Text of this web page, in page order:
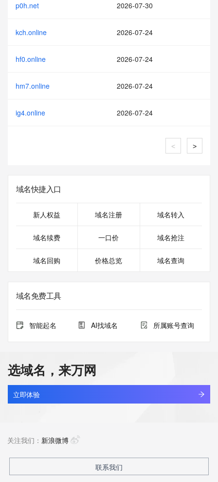
p0h.net 2026-07-30
kch.online 2026-07-24
hf0.online 2026-07-24
hm7.online 2026-07-24
ig4.online 2026-07-24
< >
域名快捷入口
新人权益 域名注册 域名转入
域名续费 一口价 域名抢注
域名回购 价格总览 域名查询
域名免费工具
智能起名 AI找域名 所属账号查询
选域名，来万网
立即体验
关注我们： 新浪微博
联系我们